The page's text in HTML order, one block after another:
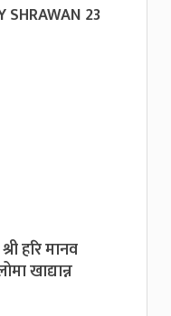
SHRAWAN 23
हरि मानव
खाद्यान्न